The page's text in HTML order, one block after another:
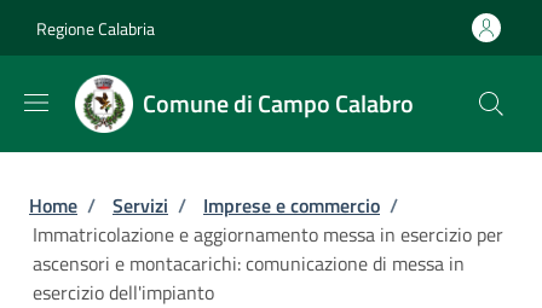
Regione Calabria
Comune di Campo Calabro
Briciole di pane
Home / Servizi / Imprese e commercio /
Immatricolazione e aggiornamento messa in esercizio per
ascensori e montacarichi: comunicazione di messa in
esercizio dell'impianto